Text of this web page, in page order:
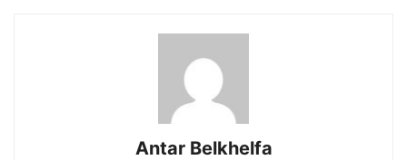
Antar Belkhelfa